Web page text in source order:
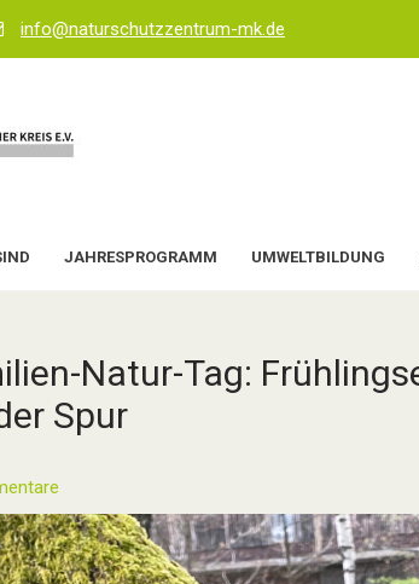
info@naturschutzzentrum-mk.de
JAHRESPROGRAMM UMWELTBILDUNG
Natur-Tag:
Spur